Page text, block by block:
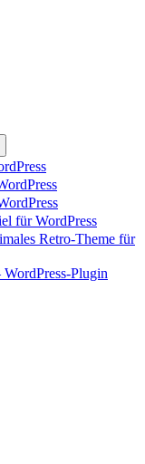
für WordPress
Retro-Theme für
Plugin